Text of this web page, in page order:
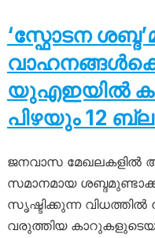
‘സ്ഫോടന
യുഎഇയിൽ
പിഴയും 12
ജനവാസ മേഖലകളിൽ
സമാനമായ
സൃഷ്ടിക്കുന്ന വിധത്തിൽ
വരുത്തിയ